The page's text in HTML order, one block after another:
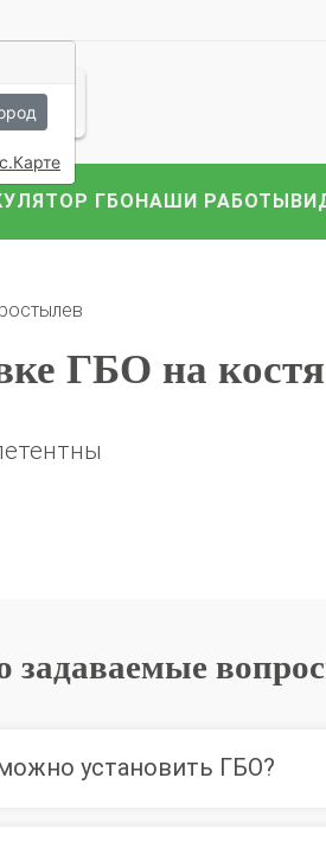
Комплекты ГБО на иномарки:
BMW Ford Geely HAVAL Hyundai
Mercedes Mitsubishi Nissan
ГБОНАШИ РАБОТЫ
ГБО на
задаваемые
установить ГБО?